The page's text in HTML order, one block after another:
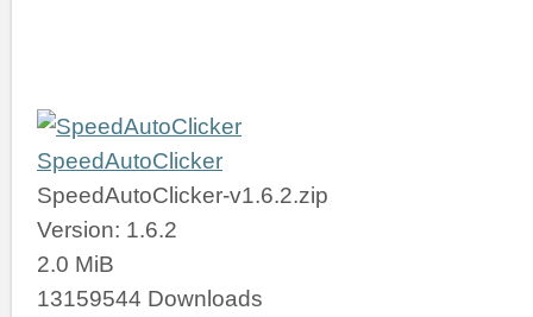
SpeedAutoClicker
SpeedAutoClicker-v1.6.2.zip
Version: 1.6.2
2.0 MiB
13159544 Downloads